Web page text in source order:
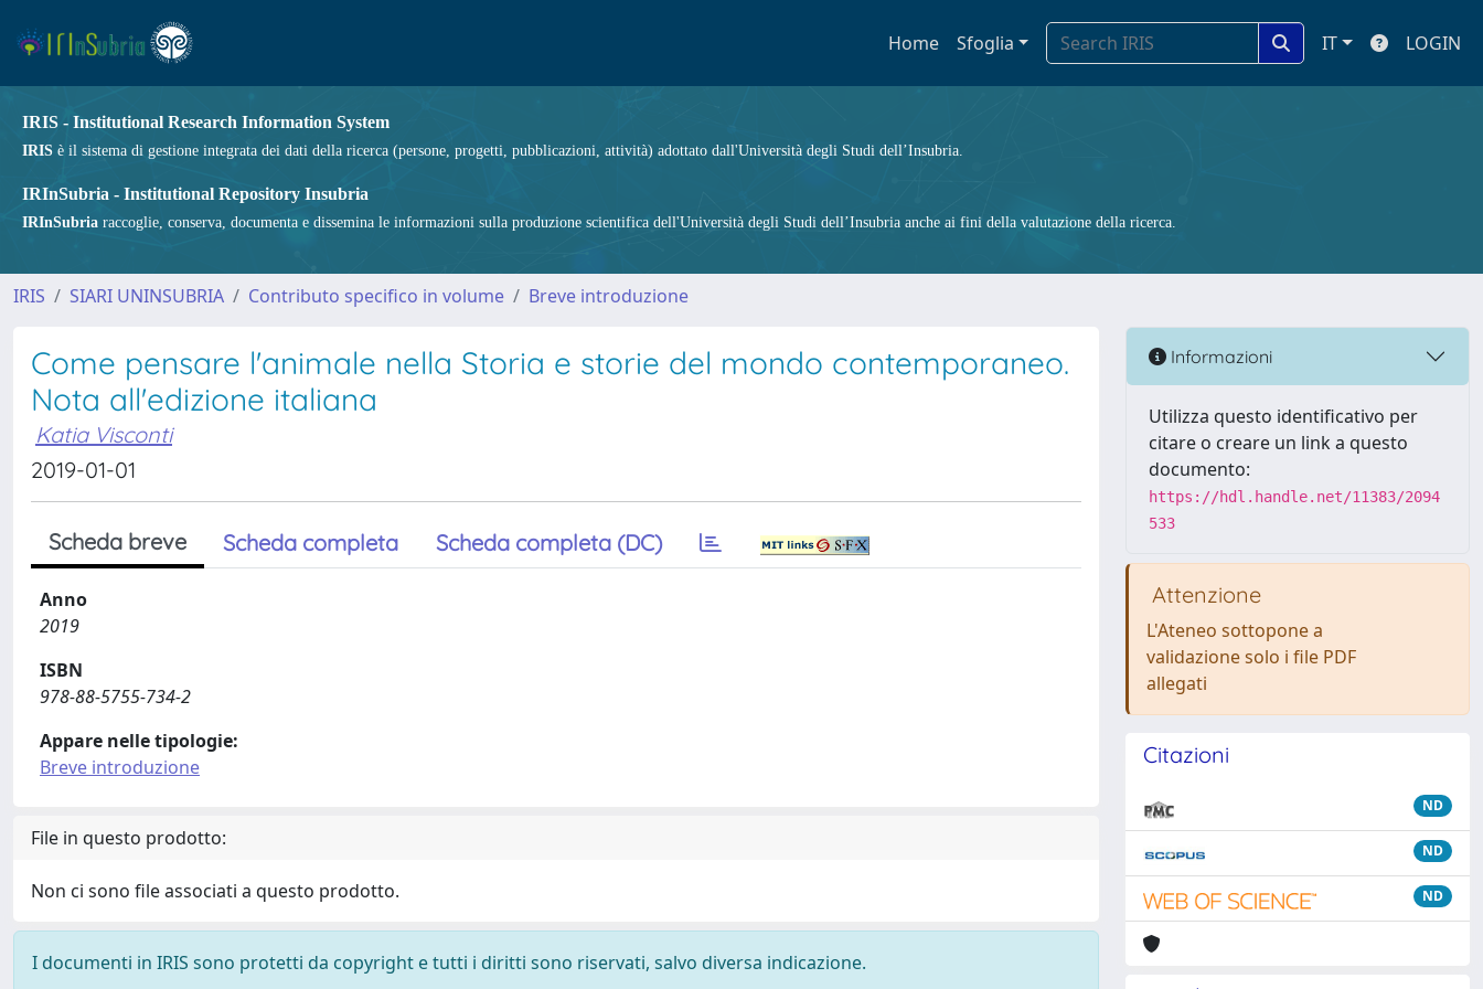
Home Sfoglia IT LOGIN
IRIS - Institutional Research Information System
IRIS è il sistema di gestione integrata dei dati della ricerca (persone, progetti, pubblicazioni, attività) adottato dall'Università degli Studi dell’Insubria.
IRInSubria - Institutional Repository Insubria
IRInSubria raccoglie, conserva, documenta e dissemina le informazioni sulla produzione scientifica dell'Università degli Studi dell’Insubria anche ai fini della valutazione della ricerca.
IRIS SIARI UNINSUBRIA Contributo specifico in volume Breve introduzione
Come pensare l'animale nella Storia e storie del mondo contemporaneo.
Nota all'edizione italiana
Katia Visconti
2019-01-01
Scheda breve Scheda completa Scheda completa (DC)
Anno
2019
ISBN
978-88-5755-734-2
Appare nelle tipologie:
Breve introduzione
File in questo prodotto:
Non ci sono file associati a questo prodotto.
I documenti in IRIS sono protetti da copyright e tutti i diritti sono riservati, salvo diversa indicazione.
Informazioni
Utilizza questo identificativo per
citare o creare un link a questo
documento:
https://hdl.handle.net/11383/2094
533
Attenzione
L'Ateneo sottopone a
validazione solo i file PDF
allegati
Citazioni
ND
ND
ND